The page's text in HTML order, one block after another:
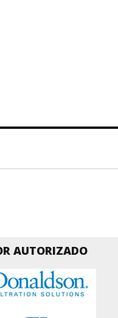
AUTORIZADO